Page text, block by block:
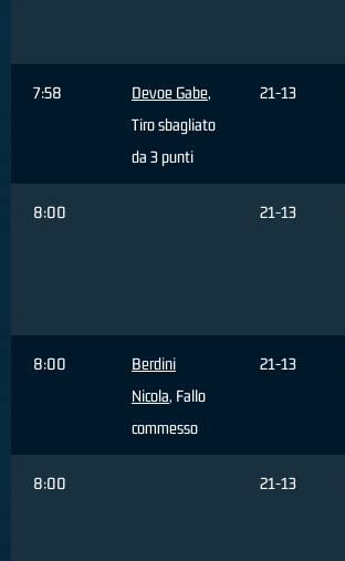
7:58 Devoe Gabe,
Tiro sbagliato
da 3 punti
21-13
8:00 21-13
8:00
Berdini
Nicola, Fallo
commesso
21-13
8:00 21-13